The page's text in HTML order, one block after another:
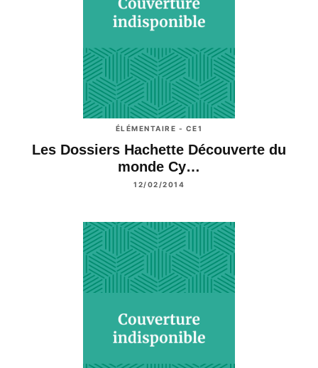
ÉLÉMENTAIRE - CE1
Les Dossiers Hachette Découverte du
monde Cy…
12/02/2014